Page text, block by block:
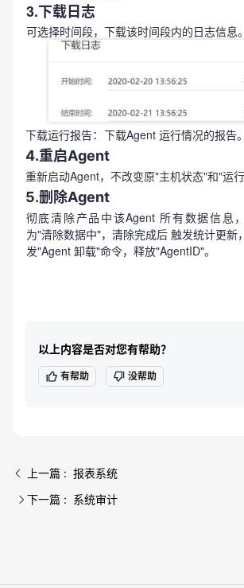
3.下载日志
可选择时间段，下载该时间段内的日志信息。
下载运行报告： 下载Agent 运行情况的报告。
4.重启Agent
重新启动Agent，不改变原"主机状态"和"运行
5.删除Agent
彻底清除产品中该Agent 所有数据信息
为"清除数据中"，清除完成后 触发统计更新
发"Agent 卸载"命令，释放"AgentID"。
以上内容是否对您有帮助？
有帮助 没帮助
上一篇 : 报表系统
下一篇 : 系统审计